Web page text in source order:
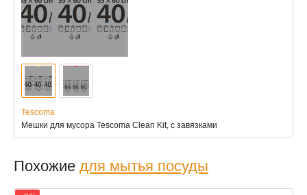
Tescoma
Мешки для мусора Tescoma Clean Kit, с завязками
Похожие для мытья посуды